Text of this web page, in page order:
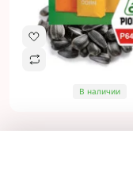
В наличии